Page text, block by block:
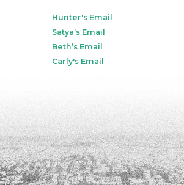
Hunter's Email
Satya’s Email
Beth’s Email
Carly's Email